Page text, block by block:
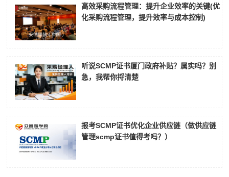
高效采购流程管理：提升企业效率的关键(优
化采购流程管理，提升效率与成本控制)
听说SCMP证书厦门政府补贴？属实吗？别
急，我帮你捋清楚
报考SCMP证书优化企业供应链（做供应链
管理scmp证书值得考吗？）